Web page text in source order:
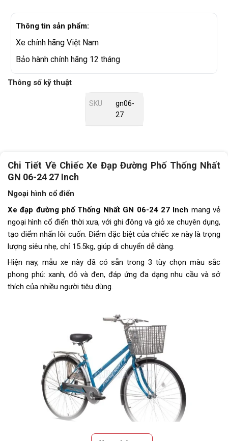
Thông tin sản phẩm:
Xe chính hãng Việt Nam
Bảo hành chính hãng 12 tháng
Thông số kỹ thuật
SKU
gn06-
27
Chi Tiết Về Chiếc Xe Đạp Đường Phố Thống Nhất
GN 06-24 27 Inch
Ngoại hình cổ điển
Xe đạp đường phố Thống Nhất GN 06-24 27 Inch mang vẻ
ngoại hình cổ điển thời xưa, với ghi đông và giỏ xe chuyên dụng,
tạo điểm nhấn lôi cuốn. Điểm đặc biệt của chiếc xe này là trọng
lượng siêu nhẹ, chỉ 15.5kg, giúp di chuyển dễ dàng.
Hiện nay, mẫu xe này đã có sẵn trong 3 tùy chọn màu sắc
phong phú: xanh, đỏ và đen, đáp ứng đa dạng nhu cầu và sở
thích của nhiều người tiêu dùng.